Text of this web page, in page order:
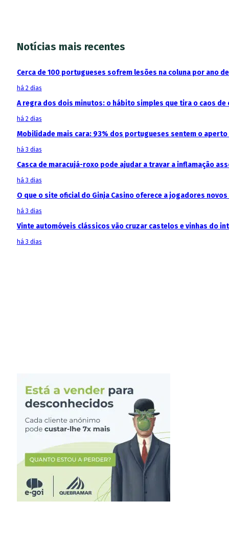
Notícias mais recentes
Cerca de 100 portugueses sofrem lesões na coluna por ano
há 2 dias
A regra dos dois minutos: o hábito simples que tira o caos de
há 2 dias
Mobilidade mais cara: 93% dos portugueses sentem o
há 3 dias
Casca de maracujá-roxo pode ajudar a travar a inflamação
há 3 dias
O que o site oficial do Ginja Casino oferece a jogadores
há 3 dias
Vinte automóveis clássicos vão cruzar castelos e vinhas do
há 3 dias